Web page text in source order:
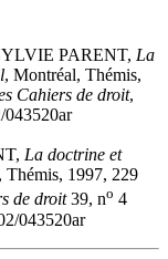
PARENT, La
, Montréal, Thémis,
Cahiers de droit,
043520ar
La doctrine et
Thémis, 1997, 229
de droit39, no 4
043520ar